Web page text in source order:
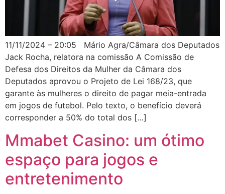
11/11/2024 – 20:05 Mário Agra/Câmara dos Deputados
Jack Rocha, relatora na comissão A Comissão de
Defesa dos Direitos da Mulher da Câmara dos
Deputados aprovou o Projeto de Lei 168/23, que
garante às mulheres o direito de pagar meia-entrada
em jogos de futebol. Pelo texto, o benefício deverá
corresponder a 50% do total dos […]
Mmabet Casino: um ótimo
espaço para jogos e
entretenimento